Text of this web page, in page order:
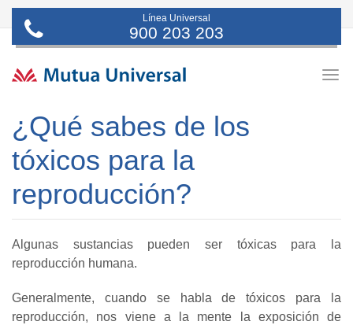
Línea Universal
900 203 203
¿Qué sabes de los
tóxicos para la
reproducción?
Algunas sustancias pueden ser tóxicas para la
reproducción humana.
Generalmente, cuando se habla de tóxicos para la
reproducción, nos viene a la mente la exposición de